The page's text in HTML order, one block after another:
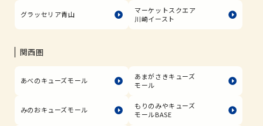
グラッセリア青山
マーケットスクエア
川崎イースト
関西圏
あべのキューズモール
あまがさきキューズ
モール
みのおキューズモール
もりのみやキューズ
モールBASE